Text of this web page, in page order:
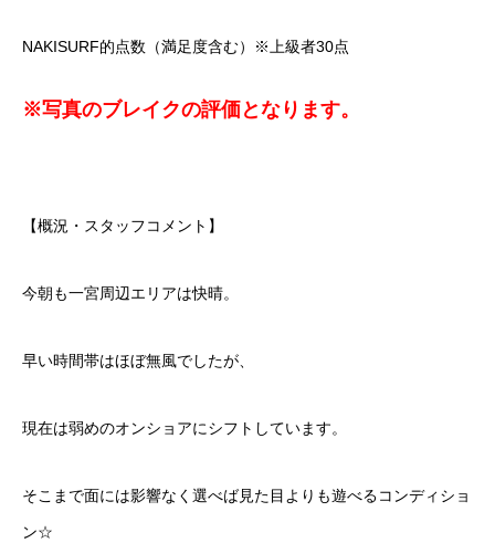
NAKISURF的点数（満足度含む）※上級者30点
※写真のブレイクの評価となります。
【概況・スタッフコメント】
今朝も一宮周辺エリアは快晴。
早い時間帯はほぼ無風でしたが、
現在は弱めのオンショアにシフトしています。
そこまで面には影響なく選べば見た目よりも遊べるコンディショ
ン☆